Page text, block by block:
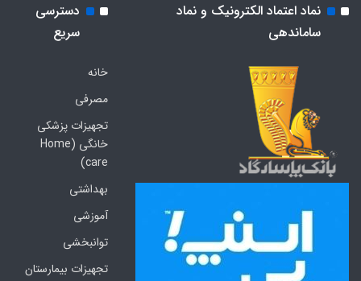
نماد اعتماد الکترونیک و نماد
ساماندهی
دسترسی
سریع
خانه
مصرفی
تجهیزات پزشکی
خانگی (Home
care)
بهداشتی
آموزشی
توانبخشی
تجهیزات بیمارستان